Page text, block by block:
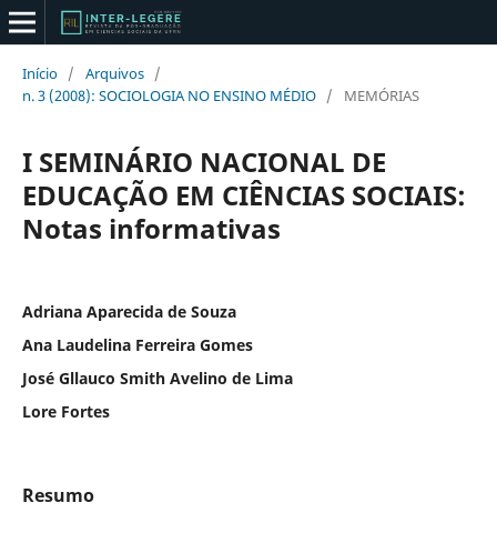
Início / Arquivos /
n. 3 (2008): SOCIOLOGIA NO ENSINO MÉDIO / MEMÓRIAS
I SEMINÁRIO NACIONAL DE
EDUCAÇÃO EM CIÊNCIAS SOCIAIS:
Notas informativas
Adriana Aparecida de Souza
Ana Laudelina Ferreira Gomes
José Gllauco Smith Avelino de Lima
Lore Fortes
Resumo